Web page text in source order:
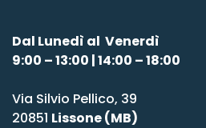
Dal Lunedì al Venerdì
9:00 – 13:00 | 14:00 – 18:00
Via Silvio Pellico, 39
20851 Lissone (MB)